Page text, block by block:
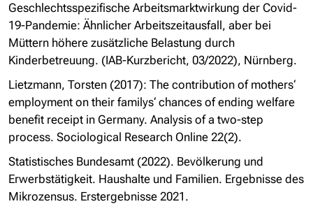
Geschlechtsspezifische Arbeitsmarktwirkung der Covid-
19-Pandemie: Ähnlicher Arbeitszeitausfall, aber bei
Müttern höhere zusätzliche Belastung durch
Kinderbetreuung. (IAB-Kurzbericht, 03/2022), Nürnberg.
Lietzmann, Torsten (2017): The contribution of mothers‘
employment on their familys‘ chances of ending welfare
benefit receipt in Germany. Analysis of a two-step
process. Sociological Research Online 22(2).
Statistisches Bundesamt (2022). Bevölkerung und
Erwerbstätigkeit. Haushalte und Familien. Ergebnisse des
Mikrozensus. Erstergebnisse 2021.